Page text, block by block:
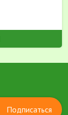
Подписаться